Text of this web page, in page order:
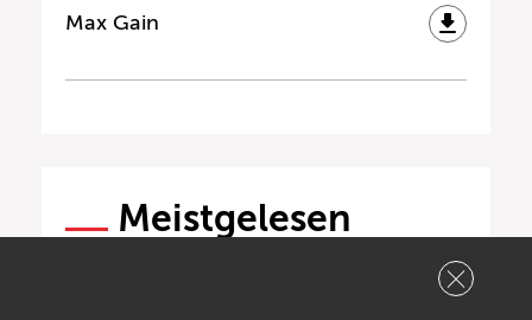
Max Gain
Meistgelesen